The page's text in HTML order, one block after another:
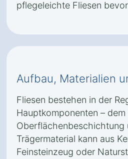
pflegeleichte Fliesen
Aufbau, Materialien
Fliesen bestehen in der
Hauptkomponenten –
Oberflächenbeschichtung
Trägermaterial kann aus
Feinsteinzeug oder